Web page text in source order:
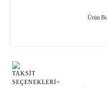
Ürün